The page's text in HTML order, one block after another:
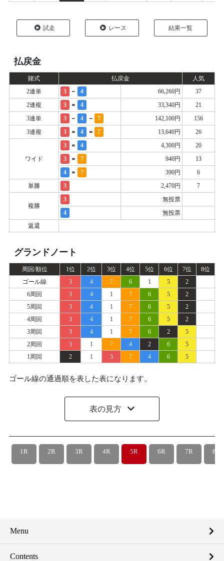
試走 レース 結果一覧
払戻金
賭式 払戻金
人気
2連単
3 - 4 66,260円
37
2連複
3 = 4 33,340円
21
3連単
3 - 4 - 7 142,100円
156
3連複
3 = 4 = 7 13,640円 26
ワイド
3 = 4 4,300円
20
3
= 7 940円
13
4
= 7 390円
6
単勝
3 2,470円 7
複勝
3
無投票
4
無投票
返還
グランドノート
周回/順位 1位 2位 3位 4位 5位 6位 7位
8位
ゴール線
3 4 7 6 1 5
2
6周回
3 4 1 7 6 5
2
5周回
3 4 1 7 6 5
2
4周回
3 4 1 7 6 5
2
3周回
3 4 1 7 6 2
5
2周回
3 1 7 4 2 6
5
1周回
2 1 3 7 4 6 5
ゴール線の通過順を表した表になります。
表の見方
1R 2R 3R 4R 5R 6R 7R 8R
Menu
Contents